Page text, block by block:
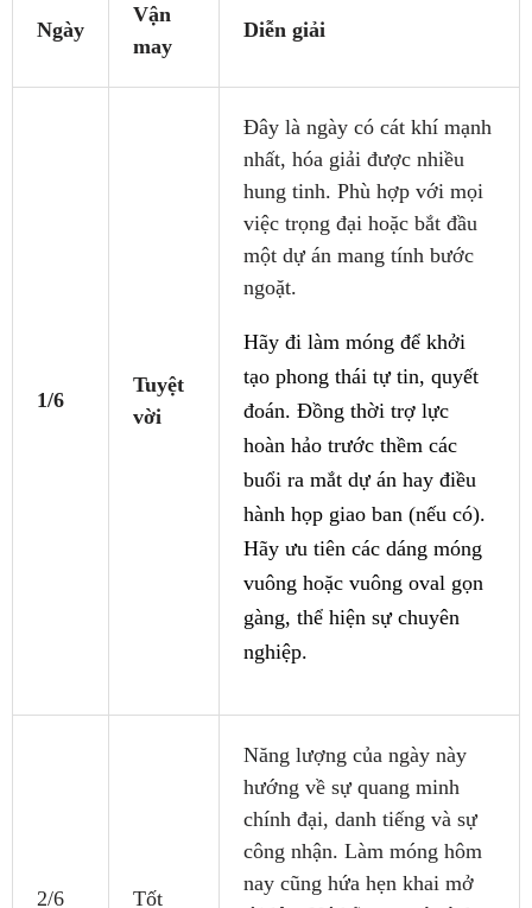
Ngày
Vận
may
Diễn giải
1/6
Tuyệt
vời
Đây là ngày có cát khí mạnh
nhất, hóa giải được nhiều
hung tinh. Phù hợp với mọi
việc trọng đại hoặc bắt đầu
một dự án mang tính bước
ngoặt.
Hãy đi làm móng để khởi
tạo phong thái tự tin, quyết
đoán. Đồng thời trợ lực
hoàn hảo trước thềm các
buổi ra mắt dự án hay điều
hành họp giao ban (nếu có).
Hãy ưu tiên các dáng móng
vuông hoặc vuông oval gọn
gàng, thể hiện sự chuyên
nghiệp.
2/6 Tốt
Năng lượng của ngày này
hướng về sự quang minh
chính đại, danh tiếng và sự
công nhận. Làm móng hôm
nay cũng hứa hẹn khai mở